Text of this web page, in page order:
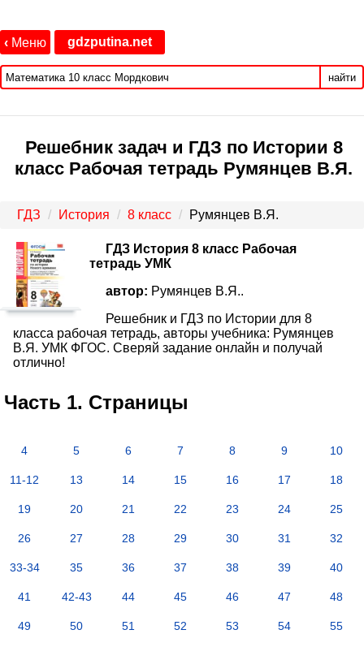
‹ Меню gdzputina.net
найти
Решебник задач и ГДЗ по Истории 8
класс Рабочая тетрадь Румянцев В.Я.
ГДЗ История 8 класс Румянцев В.Я.
ГДЗ История 8 класс Рабочая
тетрадь УМК
автор: Румянцев В.Я..
Решебник и ГДЗ по Истории для 8
класса рабочая тетрадь, авторы учебника: Румянцев
В.Я. УМК ФГОС. Сверяй задание онлайн и получай
отлично!
Часть 1. Страницы
4 5 6 7 8 9 10
11-12 13 14 15 16 17 18
19 20 21 22 23 24 25
26 27 28 29 30 31 32
33-34 35 36 37 38 39 40
41 42-43 44 45 46 47 48
49 50 51 52 53 54 55